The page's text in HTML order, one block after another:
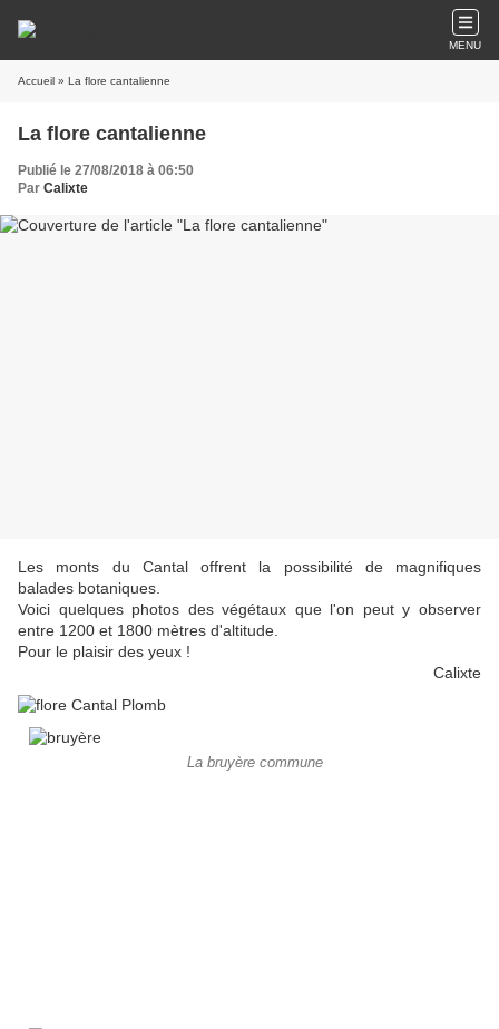
MENU
Accueil » La flore cantalienne
La flore cantalienne
Publié le 27/08/2018 à 06:50
Par Calixte
Les monts du Cantal offrent la possibilité de magnifiques
balades botaniques.
Voici quelques photos des végétaux que l'on peut y observer
entre 1200 et 1800 mètres d'altitude.
Pour le plaisir des yeux !
Calixte
La bruyère commune